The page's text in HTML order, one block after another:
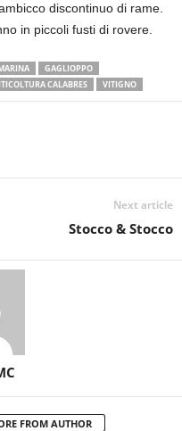
discontinuo di rame.
in piccoli fusti di rovere.
GAGLIOPPO
CALABRES VITIGNO
Next article
Stocco & Stocco
FROM AUTHOR